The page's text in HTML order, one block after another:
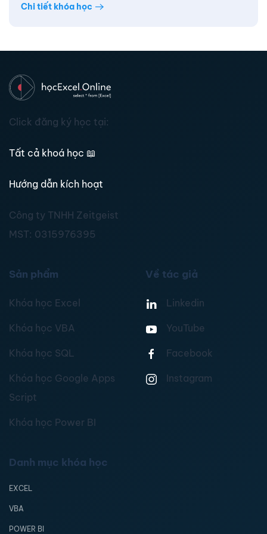
Chi tiết khóa học
Click đăng ký học tại:
Tất cả khoá học 📖
Hướng dẫn kích hoạt
Công ty TNHH Zeitgeist
MST: 0315976395
Sản phẩm
Khóa học Excel
Khóa học VBA
Khóa học SQL
Khóa học Google Apps
Script
Khóa học Power BI
Về tác giả
Linkedin
YouTube
Facebook
Instagram
Danh mục khóa học
EXCEL
VBA
POWER BI